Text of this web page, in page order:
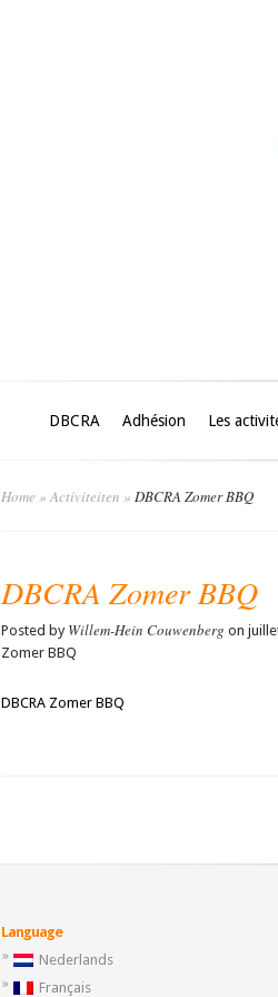
DBCRA Adhésion Les
Home » Activiteiten » DBCRA Zomer BBQ
DBCRA Zomer BBQ
Posted by Willem-Hein Couwenberg on
Zomer BBQ
DBCRA Zomer BBQ
Language
Nederlands
Français